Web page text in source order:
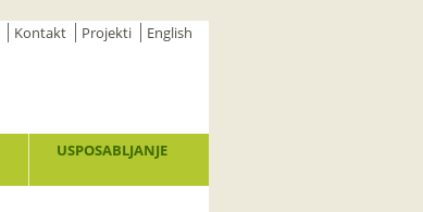
Kontakt Projekti English
USPOSABLJANJE